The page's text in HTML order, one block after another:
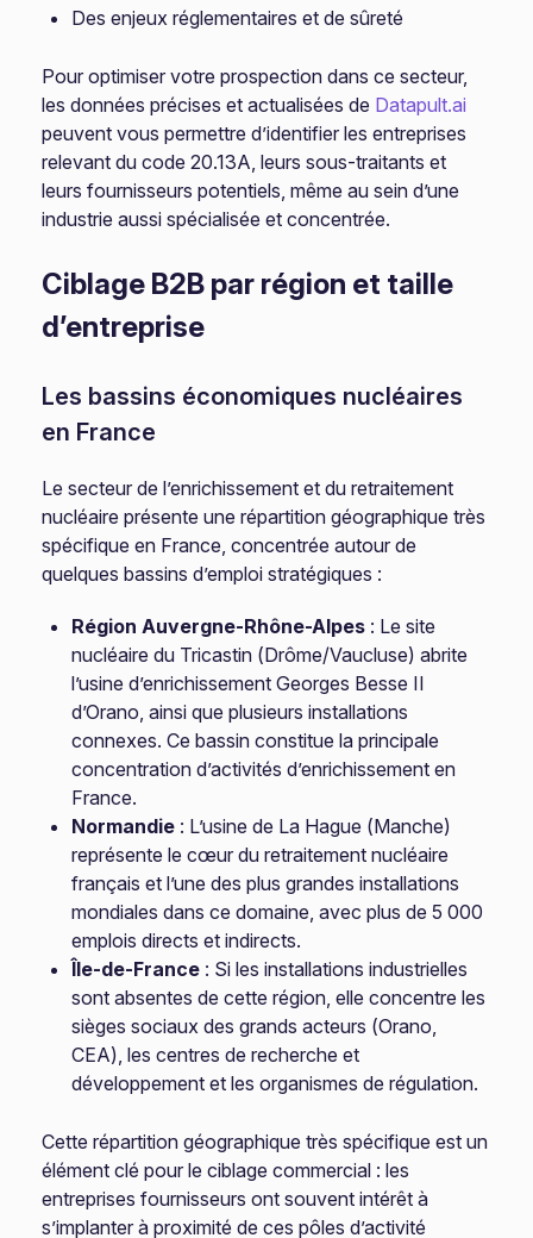
Des enjeux réglementaires et de sûreté
Pour optimiser votre prospection dans ce secteur,
les données précises et actualisées de Datapult.ai
peuvent vous permettre d’identifier les entreprises
relevant du code 20.13A, leurs sous-traitants et
leurs fournisseurs potentiels, même au sein d’une
industrie aussi spécialisée et concentrée.
Ciblage B2B par région et taille
d’entreprise
Les bassins économiques nucléaires
en France
Le secteur de l’enrichissement et du retraitement
nucléaire présente une répartition géographique très
spécifique en France, concentrée autour de
quelques bassins d’emploi stratégiques :
Région Auvergne-Rhône-Alpes : Le site
nucléaire du Tricastin (Drôme/Vaucluse) abrite
l’usine d’enrichissement Georges Besse II
d’Orano, ainsi que plusieurs installations
connexes. Ce bassin constitue la principale
concentration d’activités d’enrichissement en
France.
Normandie : L’usine de La Hague (Manche)
représente le cœur du retraitement nucléaire
français et l’une des plus grandes installations
mondiales dans ce domaine, avec plus de 5 000
emplois directs et indirects.
Île-de-France : Si les installations industrielles
sont absentes de cette région, elle concentre les
sièges sociaux des grands acteurs (Orano,
CEA), les centres de recherche et
développement et les organismes de régulation.
Cette répartition géographique très spécifique est un
élément clé pour le ciblage commercial : les
entreprises fournisseurs ont souvent intérêt à
s’implanter à proximité de ces pôles d’activité